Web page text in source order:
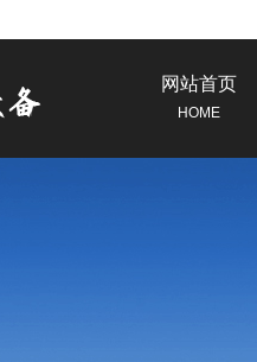
网站首页
HOME